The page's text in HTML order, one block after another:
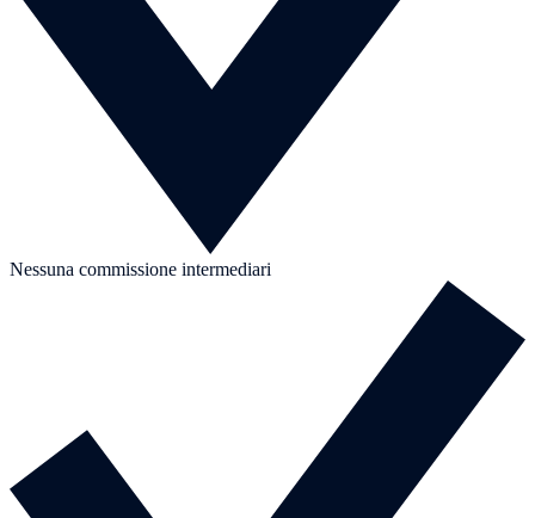
Nessuna commissione intermediari